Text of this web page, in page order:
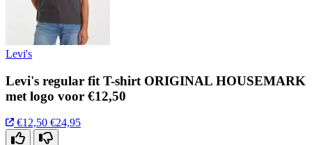
Levi's
Levi's regular fit T-shirt ORIGINAL HOUSEMARK
met logo voor €12,50
€12,50 €24,95